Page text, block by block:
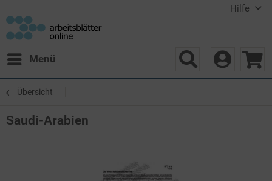
Hilfe
Menü
Übersicht
Saudi-Arabien